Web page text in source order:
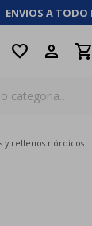
ENVIOS A TODO
favorite
y rellenos nórdicos